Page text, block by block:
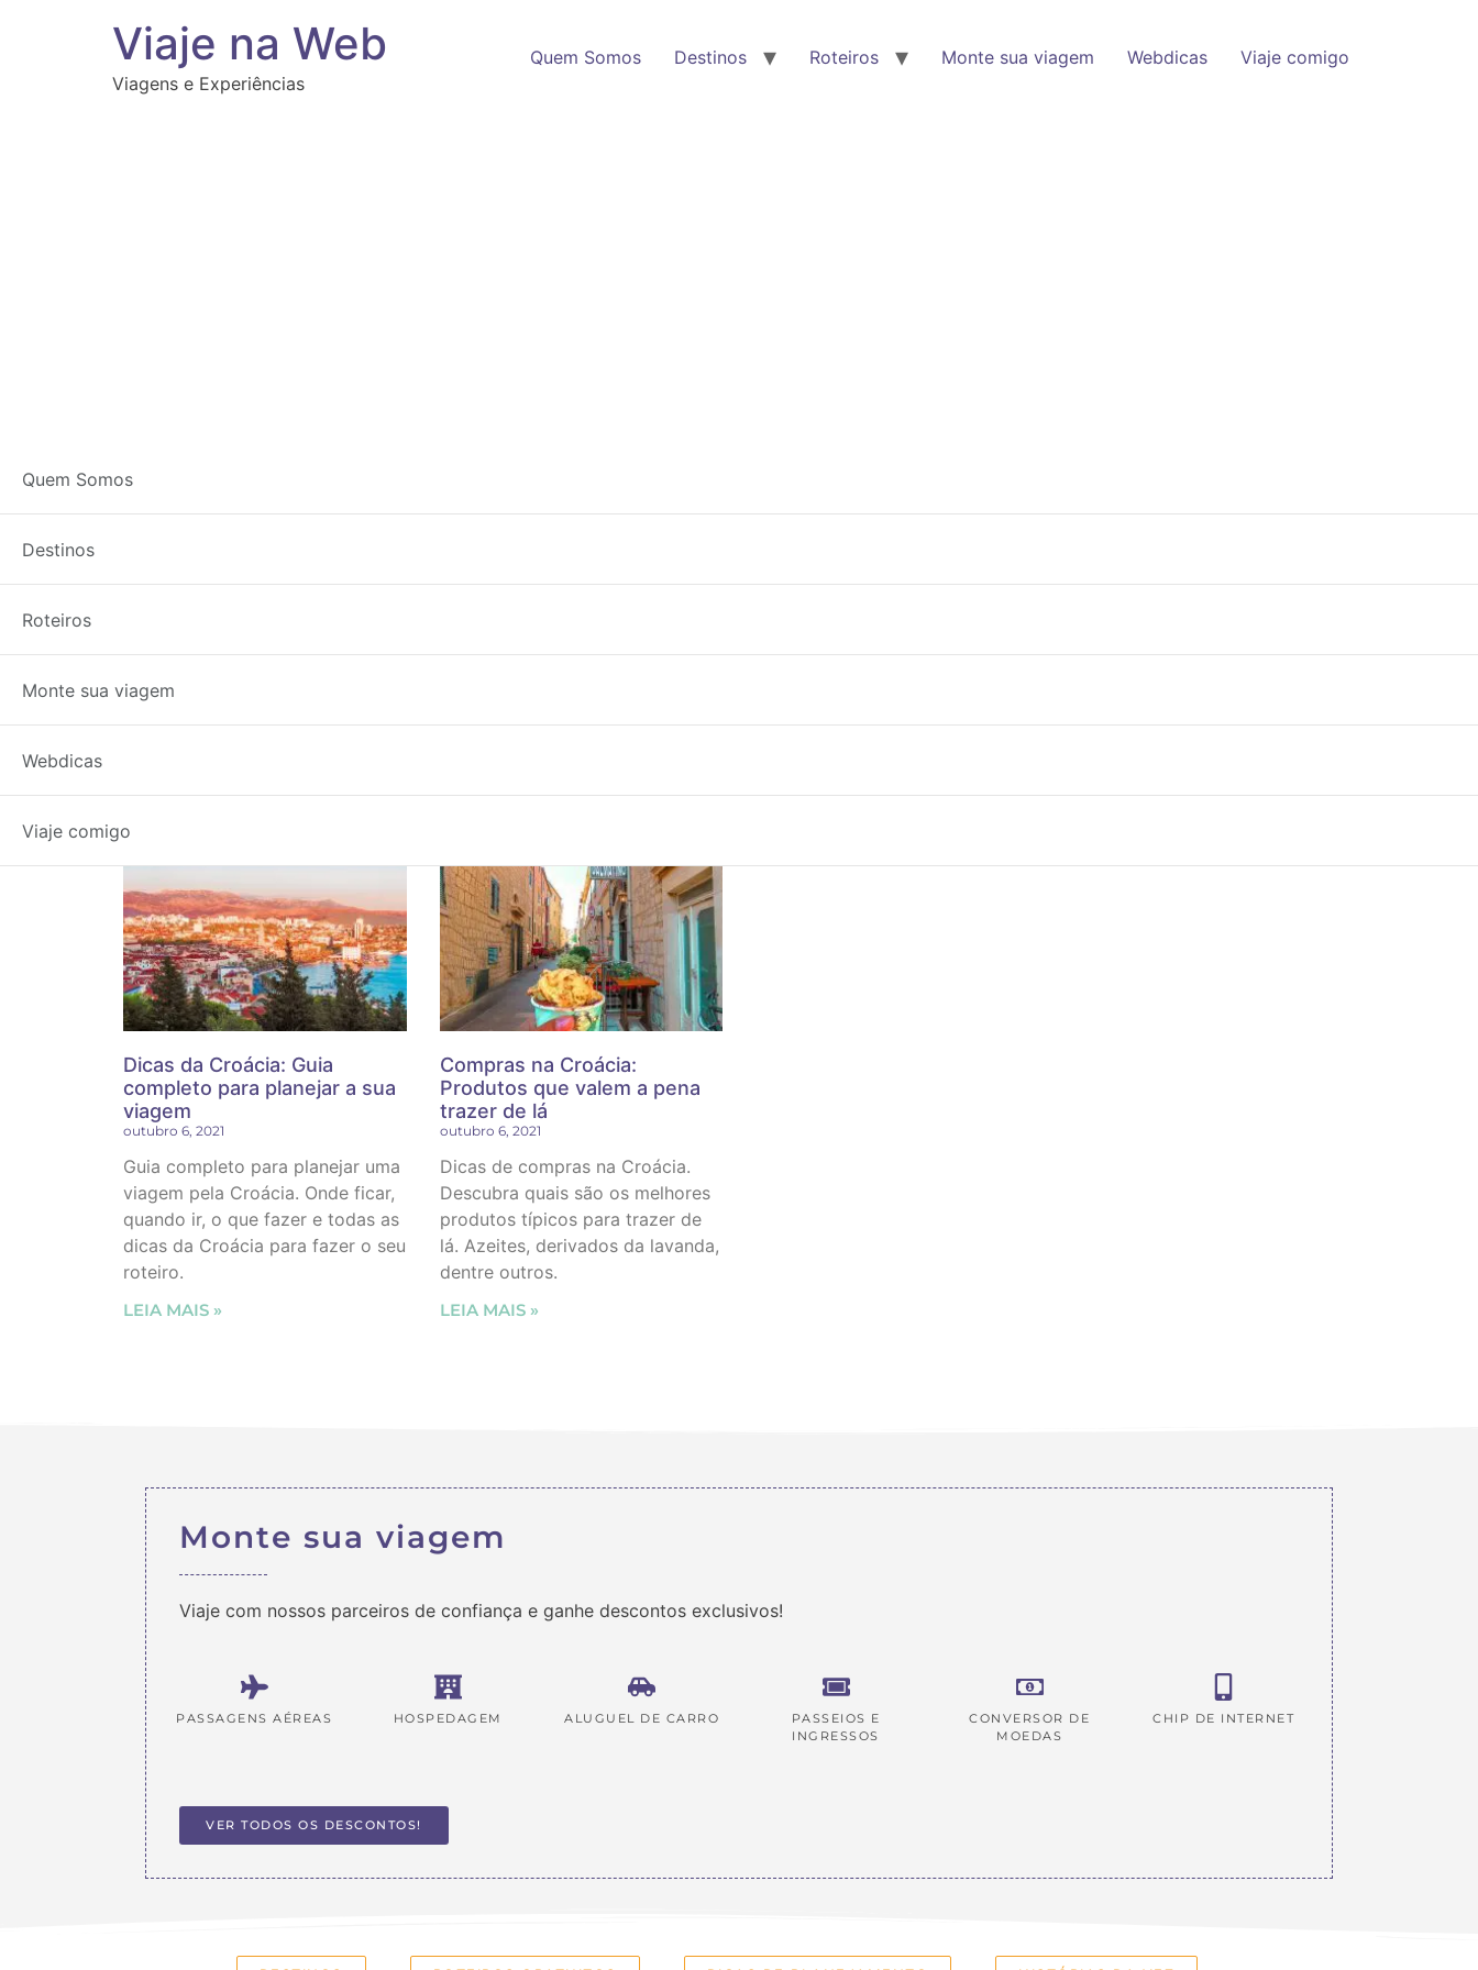
Viaje na Web
Viagens e Experiências
Quem Somos Destinos Roteiros Monte sua viagem Webdicas Viaje comigo
Quem Somos
Destinos
Roteiros
Monte sua viagem
Webdicas
Viaje comigo
Etiqueta: Zadar
Dicas da Croácia: Guia
completo para planejar a sua
viagem
outubro 6, 2021
Guia completo para planejar uma
viagem pela Croácia. Onde ficar,
quando ir, o que fazer e todas as
dicas da Croácia para fazer o seu
roteiro.
LEIA MAIS »
Compras na Croácia:
Produtos que valem a pena
trazer de lá
outubro 6, 2021
Dicas de compras na Croácia.
Descubra quais são os melhores
produtos típicos para trazer de
lá. Azeites, derivados da lavanda,
dentre outros.
LEIA MAIS »
Monte sua viagem
Viaje com nossos parceiros de confiança e ganhe descontos exclusivos!
PASSAGENS AÉREAS HOSPEDAGEM ALUGUEL DE CARRO
PASSEIOS E
INGRESSOS
CONVERSOR DE
MOEDAS
CHIP DE INTERNET
VER TODOS OS DESCONTOS!